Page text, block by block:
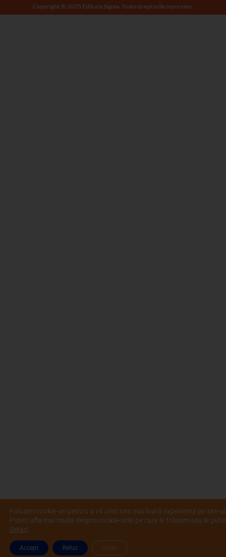
Copyright © 2025 Editura Sigma. Toate drepturile rezervate.
Folosim cookie-uri pentru a vă oferi cea mai bună experienta pe site-
Puteti afla mai multe despre cookie-urile pe care le folosim sau le
Setari
Accept Refuz Setări